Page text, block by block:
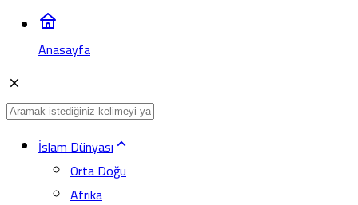
Anasayfa
İslam Dünyası
Orta Doğu
Afrika